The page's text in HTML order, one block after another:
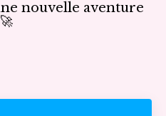
nouvelle aventure
🚀